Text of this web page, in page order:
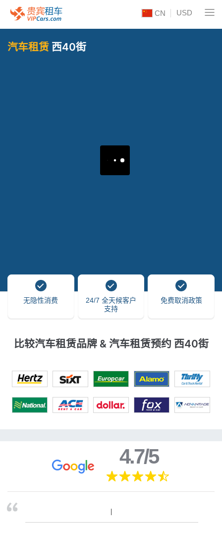
CN USD
汽车租赁 西40街
无隐性消费
24/7 全天候客户
支持
免费取消政策
比较汽车租赁品牌 & 汽车租赁预约 西40街
4.7/5